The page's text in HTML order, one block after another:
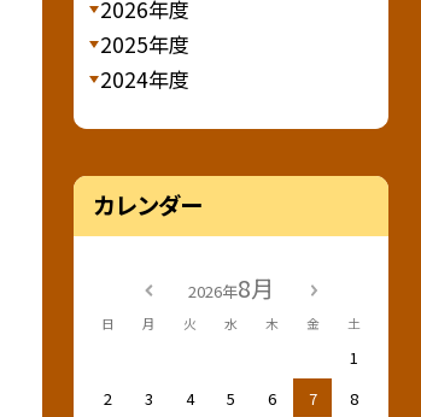
2026年度
2025年度
2024年度
カレンダー
2026年8月
日 月 火 水 木 金 土
1
2
3 4 5 6 7
8